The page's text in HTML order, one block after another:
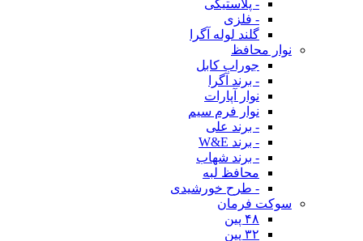
- پلاستیکی
- فلزی
گلند لوله آگرا
نوار محافظ
جوراب کابل
- برند آگرا
نوار آپارات
نوار فرم سیم
- برند علی
- برند W&E
- برند شهاب
محافظ لبه
- طرح خورشیدی
سوکت فرمان
۴۸ پین
۳۲ پین